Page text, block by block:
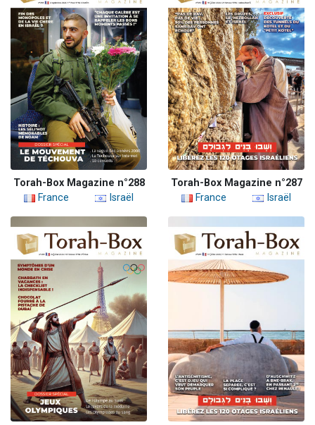
Torah-Box Magazine n°288
France
Israël
Torah-Box Magazine n°287
France
Israël